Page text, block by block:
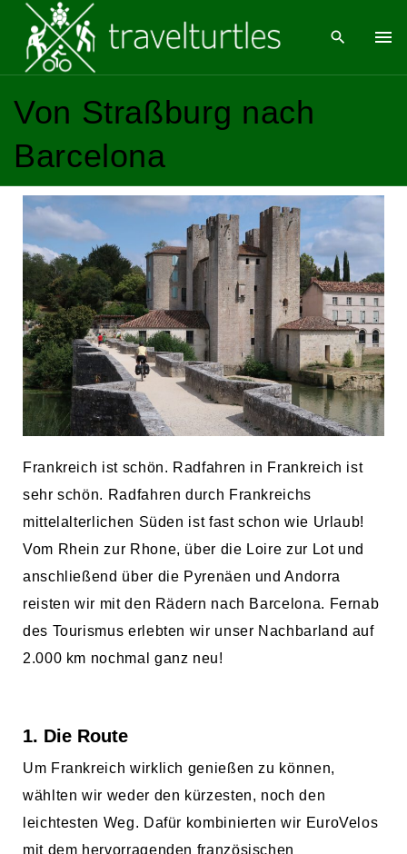
Von Straßburg nach
Barcelona
Frankreich ist schön. Radfahren in Frankreich ist
sehr schön. Radfahren durch Frankreichs
mittelalterlichen Süden ist fast schon wie Urlaub!
Vom Rhein zur Rhone, über die Loire zur Lot und
anschließend über die Pyrenäen und Andorra
reisten wir mit den Rädern nach Barcelona. Fernab
des Tourismus erlebten wir unser Nachbarland auf
2.000 km nochmal ganz neu!
1. Die Route
Um Frankreich wirklich genießen zu können,
wählten wir weder den kürzesten, noch den
leichtesten Weg. Dafür kombinierten wir EuroVelos
mit dem hervorragenden französischen